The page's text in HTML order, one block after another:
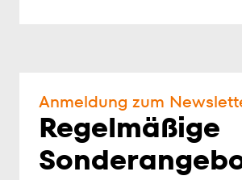
Anmeldung zum
Regelmäßige